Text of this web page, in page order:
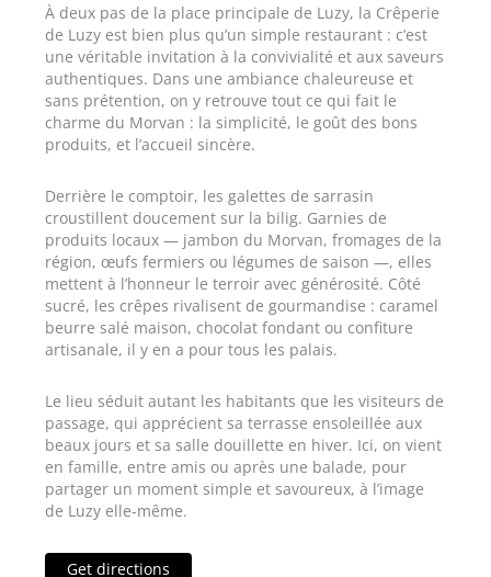
À deux pas de la place principale de Luzy, la Crêperie
de Luzy est bien plus qu’un simple restaurant : c’est
une véritable invitation à la convivialité et aux saveurs
authentiques. Dans une ambiance chaleureuse et
sans prétention, on y retrouve tout ce qui fait le
charme du Morvan : la simplicité, le goût des bons
produits, et l’accueil sincère.
Derrière le comptoir, les galettes de sarrasin
croustillent doucement sur la bilig. Garnies de
produits locaux — jambon du Morvan, fromages de la
région, œufs fermiers ou légumes de saison —, elles
mettent à l’honneur le terroir avec générosité. Côté
sucré, les crêpes rivalisent de gourmandise : caramel
beurre salé maison, chocolat fondant ou confiture
artisanale, il y en a pour tous les palais.
Le lieu séduit autant les habitants que les visiteurs de
passage, qui apprécient sa terrasse ensoleillée aux
beaux jours et sa salle douillette en hiver. Ici, on vient
en famille, entre amis ou après une balade, pour
partager un moment simple et savoureux, à l’image
de Luzy elle-même.
Get directions